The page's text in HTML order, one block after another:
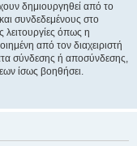
δημιουργηθεί από το
συνδεδεμένους στο
όπως η
από τον διαχειριστή
σύνδεσης ή αποσύνδεσης,
ίσως βοηθήσει.